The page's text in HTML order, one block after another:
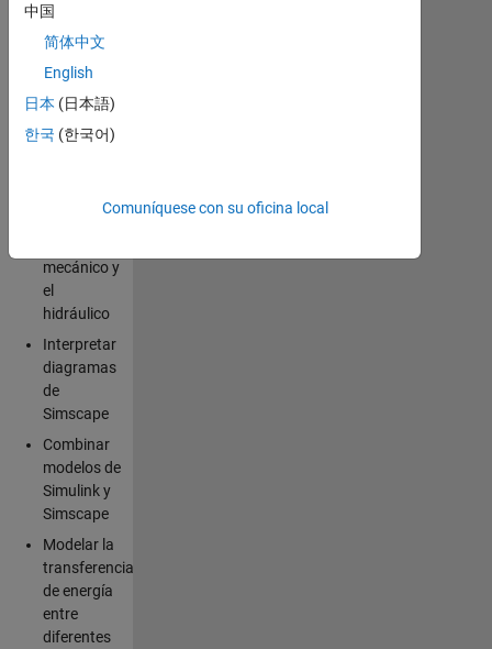
Simulink
Simscape™.
incluidos:
Crear
modelos en
mecánico y
el
hidráulico
Interpretar
diagramas
de
Simscape
Combinar
modelos de
Simulink y
Simscape
Modelar la
transferencia
de energía
entre
diferentes
中国
简体中文
English
日本 (日本語)
한국 (한국어)
Comuníquese con su oficina local